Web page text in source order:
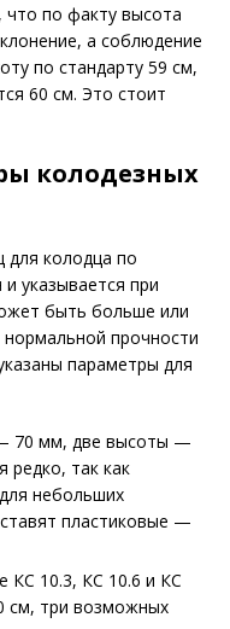
что по факту высота
а соблюдение
по стандарту 59 см,
60 см. Это стоит
колодезных
для колодца по
указывается при
быть больше или
прочности
параметры для
70 мм, две высоты —
редко, так как
небольших
пластиковые —
10.3, КС 10.6 и КС
см, три возможных